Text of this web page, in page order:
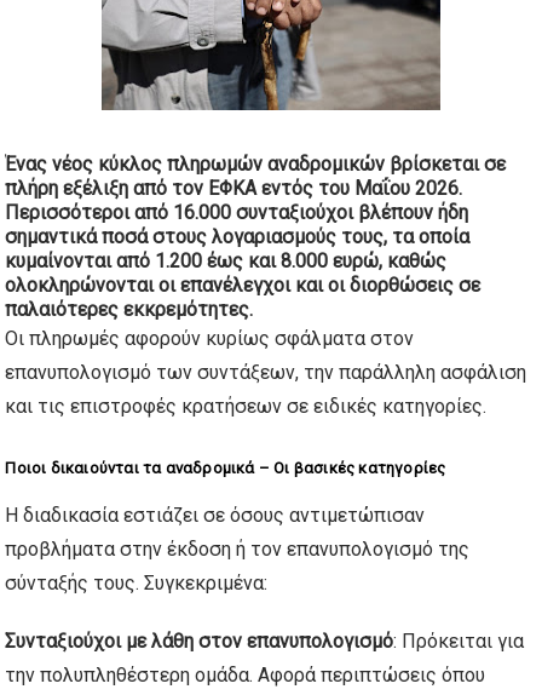
Ένας νέος κύκλος πληρωμών αναδρομικών βρίσκεται σε
πλήρη εξέλιξη από τον ΕΦΚΑ εντός του Μαΐου 2026.
Περισσότεροι από 16.000 συνταξιούχοι βλέπουν ήδη
σημαντικά ποσά στους λογαριασμούς τους, τα οποία
κυμαίνονται από 1.200 έως και 8.000 ευρώ, καθώς
ολοκληρώνονται οι επανέλεγχοι και οι διορθώσεις σε
παλαιότερες εκκρεμότητες.
Οι πληρωμές αφορούν κυρίως σφάλματα στον
επανυπολογισμό των συντάξεων, την παράλληλη ασφάλιση
και τις επιστροφές κρατήσεων σε ειδικές κατηγορίες.
Ποιοι δικαιούνται τα αναδρομικά – Οι βασικές κατηγορίες
Η διαδικασία εστιάζει σε όσους αντιμετώπισαν
προβλήματα στην έκδοση ή τον επανυπολογισμό της
σύνταξής τους. Συγκεκριμένα:
Συνταξιούχοι με λάθη στον επανυπολογισμό: Πρόκειται για
την πολυπληθέστερη ομάδα. Αφορά περιπτώσεις όπου